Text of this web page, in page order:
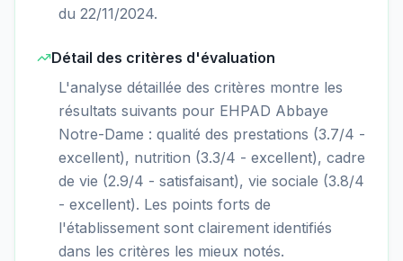
du 22/11/2024.
Détail des critères d'évaluation
L'analyse détaillée des critères montre les
résultats suivants pour EHPAD Abbaye
Notre-Dame : qualité des prestations (3.7/4 -
excellent), nutrition (3.3/4 - excellent), cadre
de vie (2.9/4 - satisfaisant), vie sociale (3.8/4
- excellent). Les points forts de
l'établissement sont clairement identifiés
dans les critères les mieux notés.